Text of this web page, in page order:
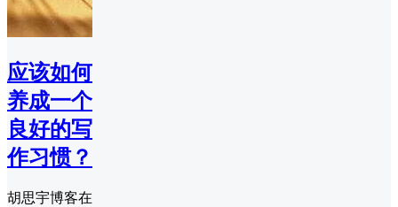
应该如何
养成一个
良好的写
作习惯？
胡思宇博客在